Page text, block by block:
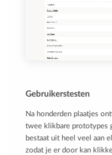
Gebruikerstesten
Na honderden plaatjes
twee klikbare prototypes
bestaat uit heel veel aan
zodat je er door kan